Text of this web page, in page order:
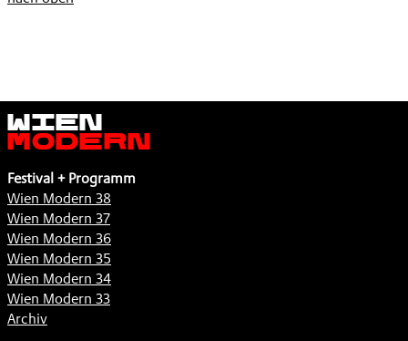
Wien
Modern
Festival + Programm
Wien Modern 38
Wien Modern 37
Wien Modern 36
Wien Modern 35
Wien Modern 34
Wien Modern 33
Archiv